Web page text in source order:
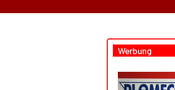
Werbung